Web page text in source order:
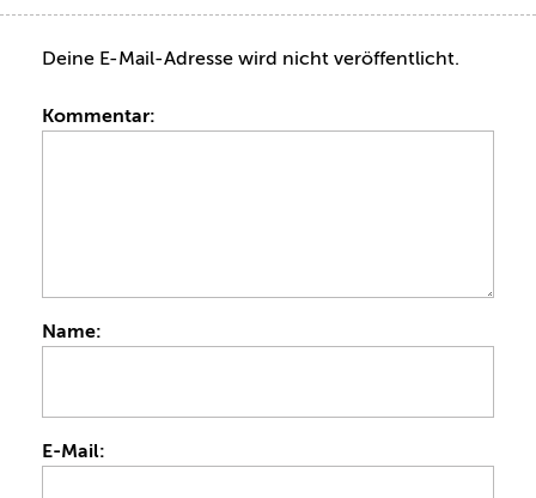
Deine E-Mail-Adresse wird nicht veröffentlicht.
Kommentar:
Name:
E-Mail: